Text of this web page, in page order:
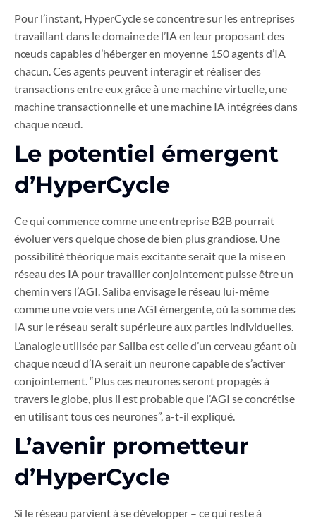
Pour l’instant, HyperCycle se concentre sur les entreprises
travaillant dans le domaine de l’IA en leur proposant des
nœuds capables d’héberger en moyenne 150 agents d’IA
chacun. Ces agents peuvent interagir et réaliser des
transactions entre eux grâce à une machine virtuelle, une
machine transactionnelle et une machine IA intégrées dans
chaque nœud.
Le potentiel émergent
d’HyperCycle
Ce qui commence comme une entreprise B2B pourrait
évoluer vers quelque chose de bien plus grandiose. Une
possibilité théorique mais excitante serait que la mise en
réseau des IA pour travailler conjointement puisse être un
chemin vers l’AGI. Saliba envisage le réseau lui-même
comme une voie vers une AGI émergente, où la somme des
IA sur le réseau serait supérieure aux parties individuelles.
L’analogie utilisée par Saliba est celle d’un cerveau géant où
chaque nœud d’IA serait un neurone capable de s’activer
conjointement. “Plus ces neurones seront propagés à
travers le globe, plus il est probable que l’AGI se concrétise
en utilisant tous ces neurones”, a-t-il expliqué.
L’avenir prometteur
d’HyperCycle
Si le réseau parvient à se développer – ce qui reste à